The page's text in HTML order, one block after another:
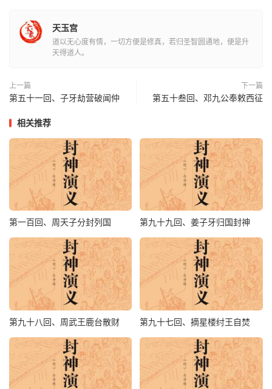
太师还当自己保重。”次日起人马，望黄花山进发，行至巳
牌时候，猛见前面红招展，号炮喧天，见一将金甲红袍，坐
玉麒麟上，使两柄金刺斜而来，大呼曰：“奉姜丞相令，等
降，更待何时？”闻太师见黄天化拦住去路，大怒骂曰：“好
反叛逆贼，敢出此言欺吾。”催开黑麒麟，单骑力战；黄天
化双相架，战在山前。但见：两阵鸣锣击鼓，叁军呐喊摇；
红招展振天雷，画戟轻翻豹尾。这一个舍命冲锋扶社稷，那
一个拚生惯战定华夷；不是你生我死不相离，只杀得日月无
光天地迷。
话说二人交 锋，约有二叁十合，有辛环气冲斗牛，余庆怒
发冲冠，二将来助太师。黄天化见二将来助战，把玉麒麟跳
火龙镖回首一镖，打下落马而死，一魂进封神台去了。辛环
见余庆落马，大叫一声：“吾来了！”肉翅飞来，钻往顶上打
来，辛环是上叁路，黄天化是短兵器，招架上叁路，不好抵
当，把玉麒麟跳出圈子便走。这玉麒麟乃是道德真君坐骑，
足有风云，速如飞电，辛环不见机赶来；被黄天化将钻心钉
发出，正中肉翅，辛环在半空中吊将下来。闻太师见辛环失
利，忙催动残兵，往东南败走。黄天化连胜二阵，也不追
赶，领兵回西岐报功去了。且说闻太师见後无追兵，领人马
徐徐而行；又见折了余庆，辛环带伤，太师十分不乐。
天玉宫
道以无心度有情，一切方便是修真，若归圣智圆通地，便是升
天得道人。
上一篇
第五十一回、子牙劫营破闻仲
下一篇
第五十叁回、邓九公奉敕西征
相关推荐
第一百回、周天子分封列国 第九十九回、姜子牙归国封神
第九十八回、周武王鹿台散财 第九十七回、摘星楼纣王自焚